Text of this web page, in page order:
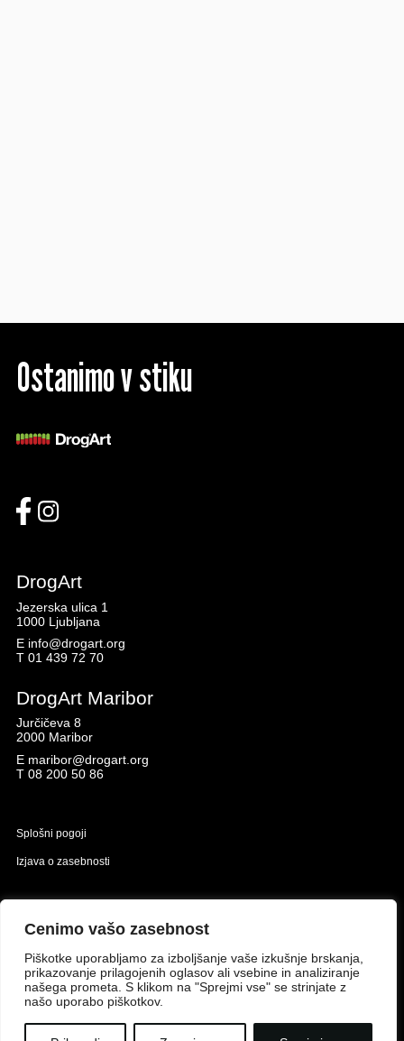
Cenimo vašo zasebnost
Piškotke uporabljamo za izboljšanje vaše izkušnje brskanja,
prikazovanje prilagojenih oglasov ali vsebine in analiziranje
našega prometa. S klikom na "Sprejmi vse" se strinjate z
našo uporabo piškotkov.
Ostanimo v stiku
DrogArt
Jezerska ulica 1
1000 Ljubljana
E info@drogart.org
T 01 439 72 70
DrogArt Maribor
Jurčičeva 8
2000 Maribor
E maribor@drogart.org
T 08 200 50 86
Splošni pogoji
Izjava o zasebnosti
Evropskega sklada za regionalni razvoj.